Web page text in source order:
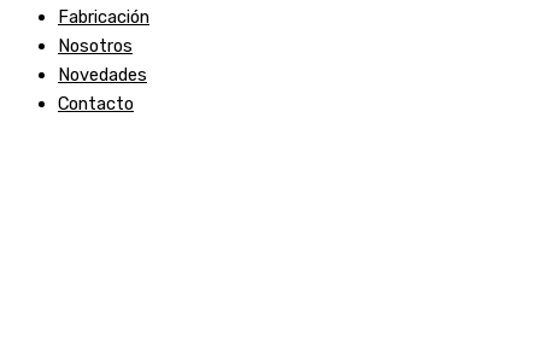
Fabricación
Nosotros
Novedades
Contacto